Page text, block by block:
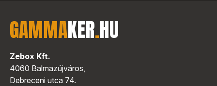
GAMMAKER.HU
Zebox Kft.
4060 Balmazújváros,
Debreceni utca 74.